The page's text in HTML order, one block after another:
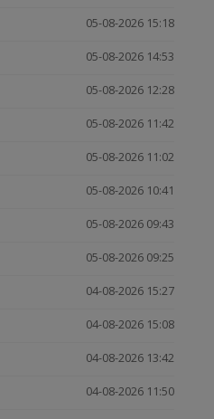
05-08-2026 15:18
05-08-2026 14:53
05-08-2026 12:28
05-08-2026 11:42
05-08-2026 11:02
05-08-2026 10:41
05-08-2026 09:43
05-08-2026 09:25
04-08-2026 15:27
04-08-2026 15:08
04-08-2026 13:42
04-08-2026 11:50